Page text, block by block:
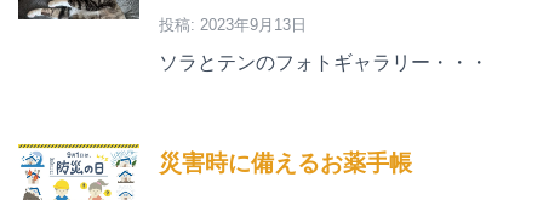
投稿: 2023年9月13日
ソラとテンのフォトギャラリー・・・
災害時に備えるお薬手帳